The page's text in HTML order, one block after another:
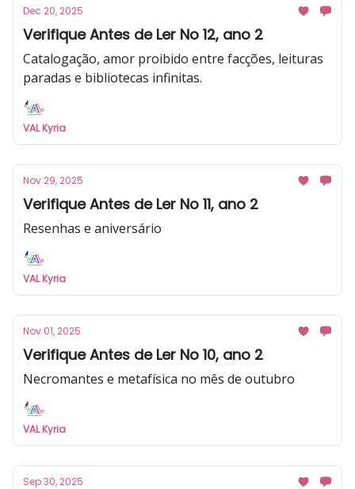
Dec 20, 2025
Verifique Antes de Ler No 12, ano 2
Catalogação, amor proibido entre facções, leituras
paradas e bibliotecas infinitas.
VAL Kyria
Nov 29, 2025
Verifique Antes de Ler No 11, ano 2
Resenhas e aniversário
VAL Kyria
Nov 01, 2025
Verifique Antes de Ler No 10, ano 2
Necromantes e metafísica no mês de outubro
VAL Kyria
Sep 30, 2025